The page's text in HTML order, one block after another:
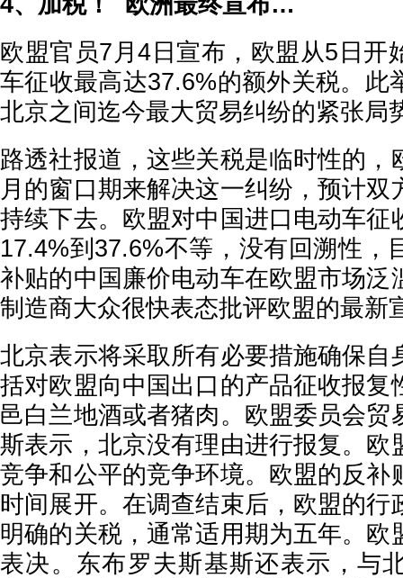
欧盟官员7月4日宣布，欧盟从5日开
车征收最高达37.6%的额外关税。此
北京之间迄今最大贸易纠纷的紧张局
路透社报道，这些关税是临时性的，
月的窗口期来解决这一纠纷，预计双
持续下去。欧盟对中国进口电动车征
17.4%到37.6%不等，没有回溯性，
补贴的中国廉价电动车在欧盟市场泛
制造商大众很快表态批评欧盟的最新
北京表示将采取所有必要措施确保自
括对欧盟向中国出口的产品征收报复
邑白兰地酒或者猪肉。欧盟委员会贸
斯表示，北京没有理由进行报复。欧
竞争和公平的竞争环境。欧盟的反补
时间展开。在调查结束后，欧盟的行
明确的关税，通常适用期为五年。欧
表决。东布罗夫斯基斯还表示，与